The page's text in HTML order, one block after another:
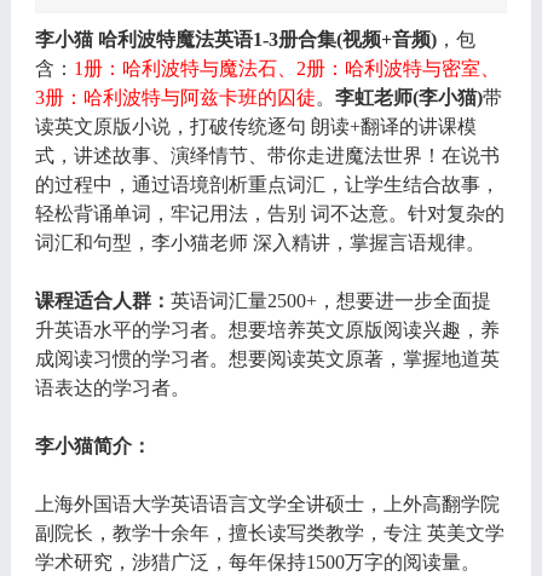
李小猫 哈利波特魔法英语1-3册合集(视频+音频)，包
含： 1册：哈利波特与魔法石、2册：哈利波特与密室、
3册：哈利波特与阿兹卡班的囚徒。 李虹老师(李小猫)带
读英文原版小说，打破传统逐句 朗读+翻译的讲课模
式，讲述故事、演绎情节、带你走进魔法世界！在说书
的过程中，通过语境剖析重点词汇，让学生结合故事，
轻松背诵单词，牢记用法，告别 词不达意。针对复杂的
词汇和句型，李小猫老师 深入精讲，掌握言语规律。
课程适合人群： 英语词汇量2500+，想要进一步全面提
升英语水平的学习者。想要培养英文原版阅读兴趣，养
成阅读习惯的学习者。想要阅读英文原著，掌握地道英
语表达的学习者。
李小猫简介：
上海外国语大学英语语言文学全讲硕士，上外高翻学院
副院长，教学十余年，擅长读写类教学，专注 英美文学
学术研究，涉猎广泛，每年保持1500万字的阅读量。